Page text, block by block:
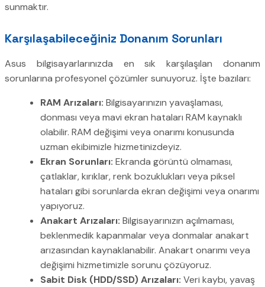
sunmaktır.
Karşılaşabileceğiniz Donanım Sorunları
Asus bilgisayarlarınızda en sık karşılaşılan donanım
sorunlarına profesyonel çözümler sunuyoruz. İşte bazıları:
RAM Arızaları: Bilgisayarınızın yavaşlaması,
donması veya mavi ekran hataları RAM kaynaklı
olabilir. RAM değişimi veya onarımı konusunda
uzman ekibimizle hizmetinizdeyiz.
Ekran Sorunları: Ekranda görüntü olmaması,
çatlaklar, kırıklar, renk bozuklukları veya piksel
hataları gibi sorunlarda ekran değişimi veya onarımı
yapıyoruz.
Anakart Arızaları: Bilgisayarınızın açılmaması,
beklenmedik kapanmalar veya donmalar anakart
arızasından kaynaklanabilir. Anakart onarımı veya
değişimi hizmetimizle sorunu çözüyoruz.
Sabit Disk (HDD/SSD) Arızaları: Veri kaybı, yavaş